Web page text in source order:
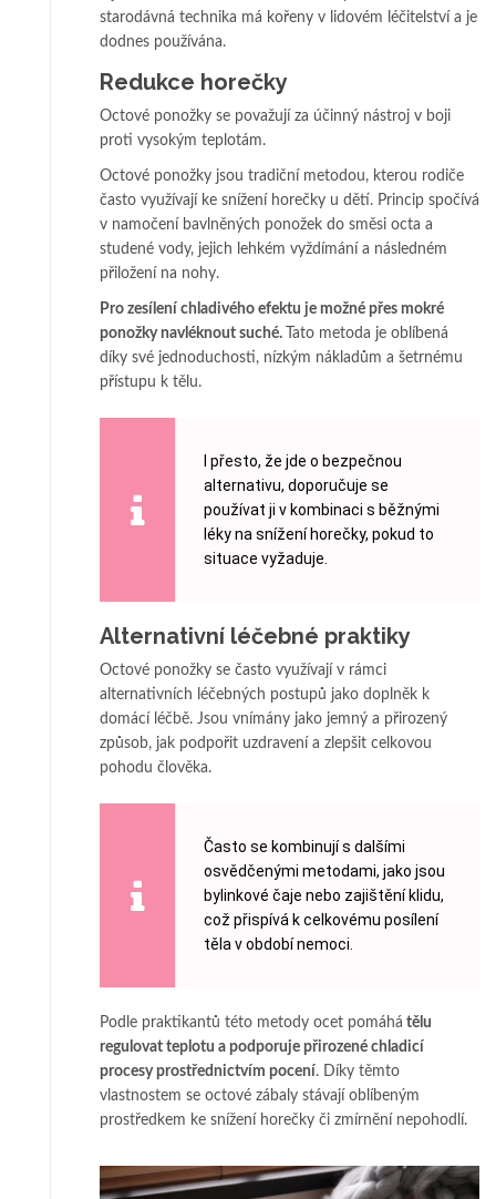
starodávná technika má kořeny v lidovém léčitelství a je
dodnes používána.
Redukce horečky
Octové ponožky se považují za účinný nástroj v boji
proti vysokým teplotám.
Octové ponožky jsou tradiční metodou, kterou rodiče
často využívají ke snížení horečky u dětí. Princip spočívá
v namočení bavlněných ponožek do směsi octa a
studené vody, jejich lehkém vyždímání a následném
přiložení na nohy.
Pro zesílení chladivého efektu je možné přes mokré
ponožky navléknout suché.
Tato metoda je oblíbená
díky své jednoduchosti, nízkým nákladům a šetrnému
přístupu k tělu.
I přesto, že jde o bezpečnou
alternativu, doporučuje se
používat ji v kombinaci s běžnými
léky na snížení horečky, pokud to
situace vyžaduje.
Alternativní léčebné praktiky
Octové ponožky se často využívají v rámci
alternativních léčebných postupů jako doplněk k
domácí léčbě. Jsou vnímány jako jemný a přirozený
způsob, jak podpořit uzdravení a zlepšit celkovou
pohodu člověka.
Často se kombinují s dalšími
osvědčenými metodami, jako jsou
bylinkové čaje nebo zajištění klidu,
což přispívá k celkovému posílení
těla v období nemoci.
Podle praktikantů této metody ocet pomáhá tělu
regulovat teplotu a podporuje přirozené chladicí
procesy prostřednictvím pocení. Díky těmto
vlastnostem se octové zábaly stávají oblíbeným
prostředkem ke snížení horečky či zmírnění nepohodlí.